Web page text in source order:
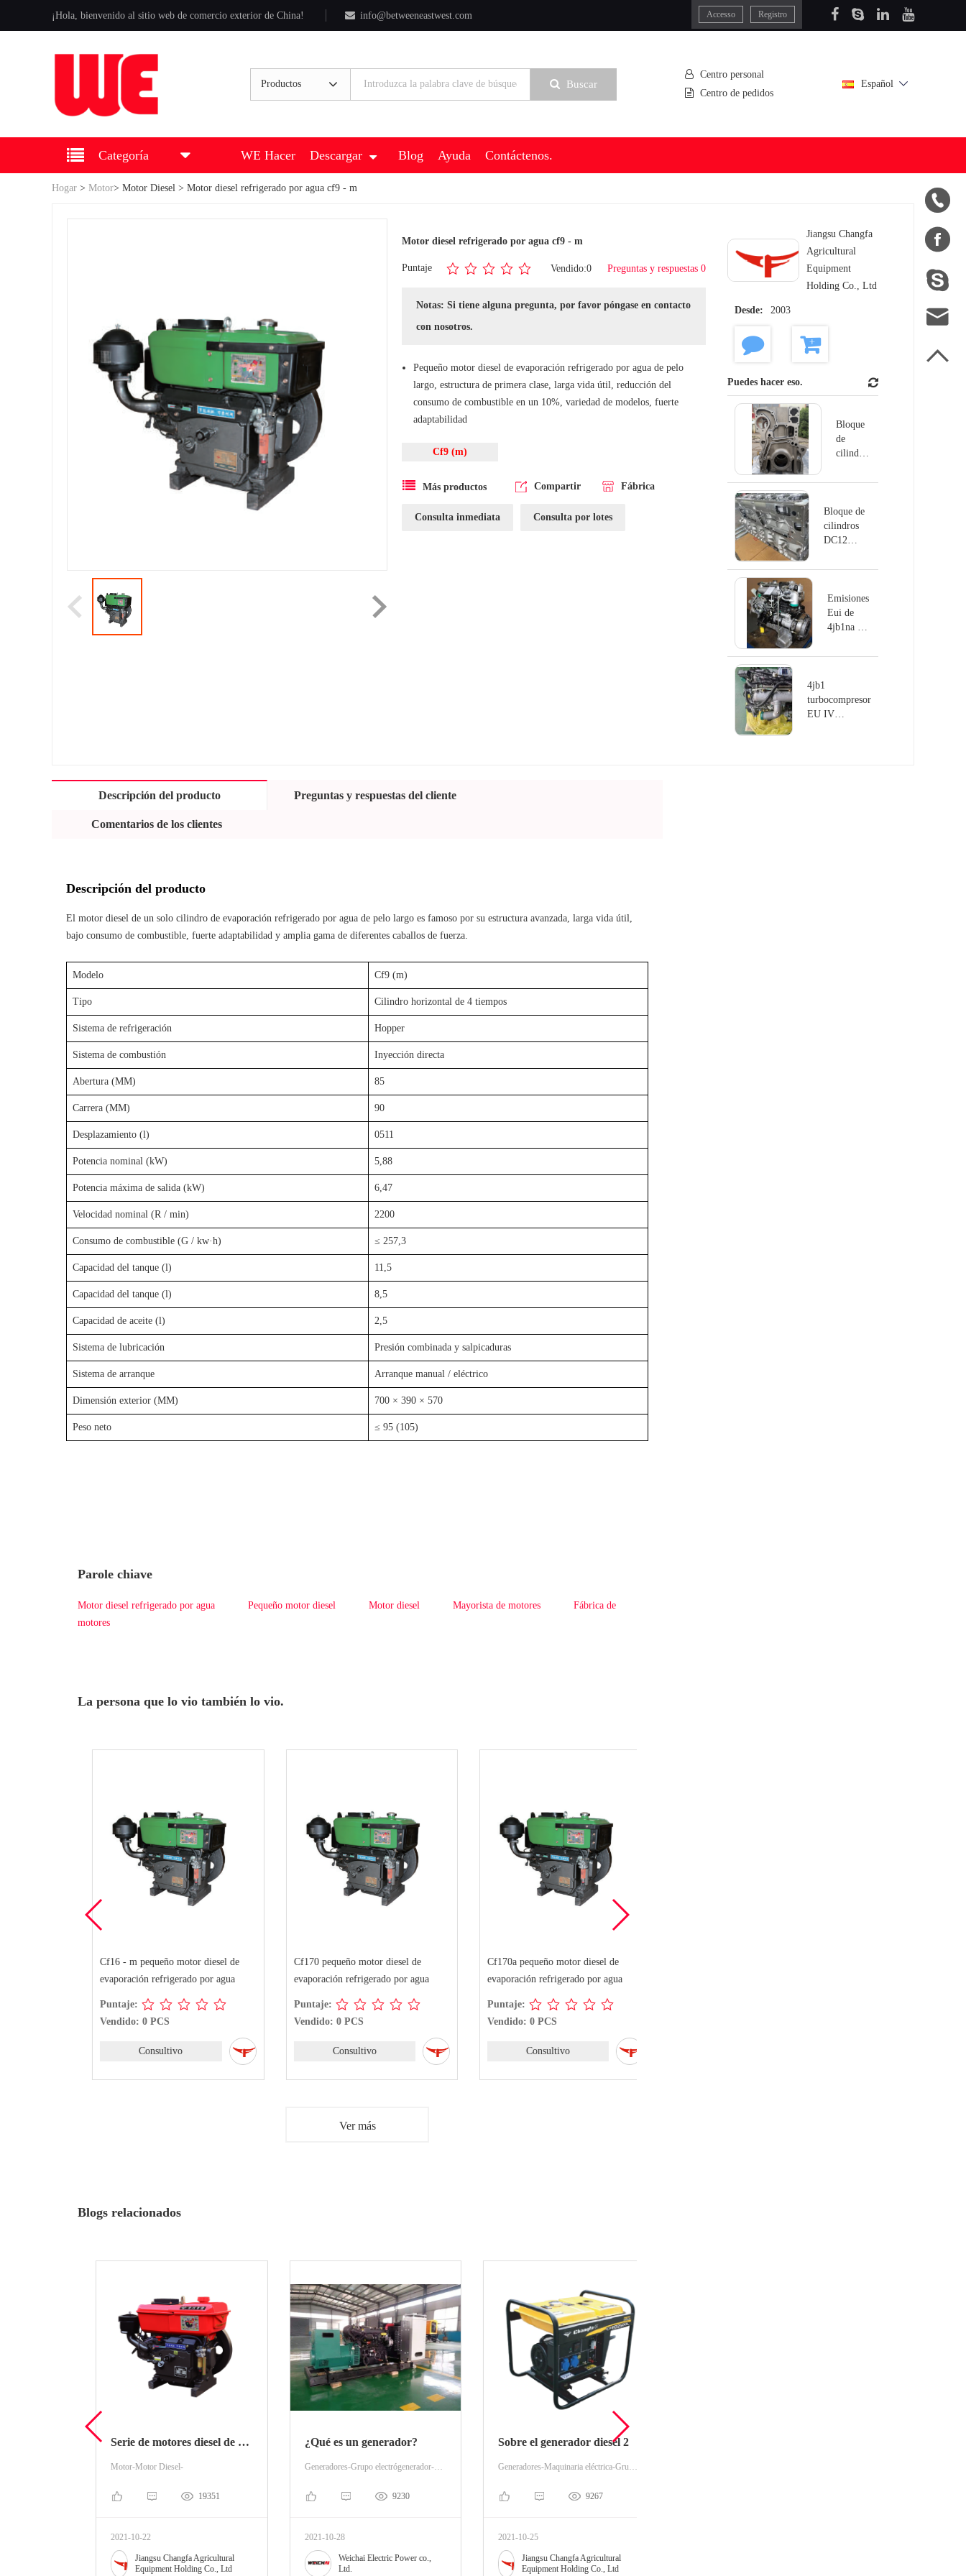
¡Hola, bienvenido al sitio web de comercio exterior de China! info@betweeneastwest.com Accesso Registro





Productos Buscar
Centro personal
Centro de pedidos
Español
Categoría WE Hacer Descargar Blog Ayuda Contáctenos.
Hogar > Motor> Motor Diesel > Motor diesel refrigerado por agua cf9 - m
Motor diesel refrigerado por agua cf9 - m
Puntaje Vendido:0 Preguntas y respuestas 0
Notas: Si tiene alguna pregunta, por favor póngase en contacto
con nosotros.
Pequeño motor diesel de evaporación refrigerado por agua de pelo
largo, estructura de primera clase, larga vida útil, reducción del
consumo de combustible en un 10%, variedad de modelos, fuerte
adaptabilidad
Cf9 (m)
Más productos Compartir Fábrica
Consulta inmediata Consulta por lotes
Jiangsu Changfa
Agricultural
Equipment
Holding Co., Ltd
Desde: 2003
Puedes hacer eso.
Bloque
de
cilindros
para
Bloque de
cilindros
DC12
Scania
Emisiones
Eui de
4jb1na del
aspiración
4jb1
turbocompresor
EU IV
Descripción del producto Preguntas y respuestas del cliente
Comentarios de los clientes
Descripción del producto
El motor diesel de un solo cilindro de evaporación refrigerado por agua de pelo largo es famoso por su estructura avanzada, larga vida útil,
bajo consumo de combustible, fuerte adaptabilidad y amplia gama de diferentes caballos de fuerza.
Modelo Cf9 (m)
Tipo Cilindro horizontal de 4 tiempos
Sistema de refrigeración Hopper
Sistema de combustión Inyección directa
Abertura (MM) 85
Carrera (MM) 90
Desplazamiento (l) 0511
Potencia nominal (kW) 5,88
Potencia máxima de salida (kW) 6,47
Velocidad nominal (R / min) 2200
Consumo de combustible (G / kw·h) ≤ 257,3
Capacidad del tanque (l) 11,5
Capacidad del tanque (l) 8,5
Capacidad de aceite (l) 2,5
Sistema de lubricación Presión combinada y salpicaduras
Sistema de arranque Arranque manual / eléctrico
Dimensión exterior (MM) 700 × 390 × 570
Peso neto ≤ 95 (105)
Parole chiave
Motor diesel refrigerado por agua Pequeño motor diesel Motor diesel Mayorista de motores
Fábrica de
motores
La persona que lo vio también lo vio.
Cf16 - m pequeño motor diesel de
evaporación refrigerado por agua
Puntaje:
Vendido: 0 PCS
Consultivo
Cf170 pequeño motor diesel de
evaporación refrigerado por agua
Puntaje:
Vendido: 0 PCS
Consultivo
Cf170a pequeño motor diesel de
evaporación refrigerado por agua
Puntaje:
Vendido: 0 PCS
Consultivo
Ver más
Blogs relacionados
Serie de motores diesel de pelo largo
Motor-Motor Diesel-
19351
2021-10-22
Jiangsu Changfa Agricultural
Equipment Holding Co., Ltd
¿Qué es un generador?
Generadores-Grupo electrógenerador-Grupo electrógeno Diesel
9230
2021-10-28
Weichai Electric Power co.,
Ltd.
Sobre el generador diesel 2
Generadores-Maquinaria eléctrica-Grupo electródiesel
9267
2021-10-25
Jiangsu Changfa Agricultural
Equipment Holding Co., Ltd